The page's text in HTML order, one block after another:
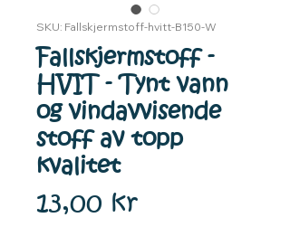
SKU: Fallskjermstoff-hvitt-B150-W
Fallskjermstoff -
HVIT - Tynt vann
og vindavvisende
stoff av topp
kvalitet
13,00 krPris